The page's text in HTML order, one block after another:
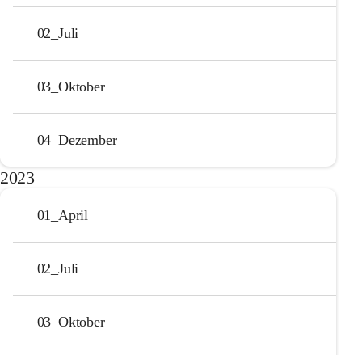
02_Juli
03_Oktober
04_Dezember
2023
01_April
02_Juli
03_Oktober